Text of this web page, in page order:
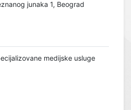
junaka 1, Beograd
medijske usluge